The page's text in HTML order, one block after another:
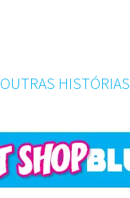
OUTRAS HISTÓRIAS